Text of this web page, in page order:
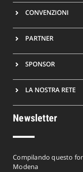
CONVENZIONI
PARTNER
SPONSOR
LA NOSTRA RETE
Newsletter
Compilando questo
Modena